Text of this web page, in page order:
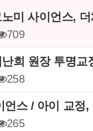
노미 사이언스,
709
희 원장 투명
258
언스 / 아이 교
265